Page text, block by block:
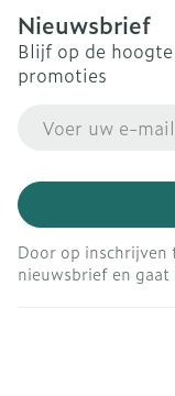
Nieuwsbrief
Blijf op de
promoties
Door op
nieuwsbrief en